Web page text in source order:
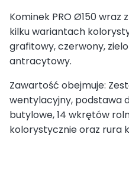
Kominek PRO Ø150
kilku wariantach
grafitowy, czerwony,
antracytowy.
Zawartość obejmuje:
wentylacyjny, podstawa
butylowe, 14 wkrętów
kolorystycznie oraz rura